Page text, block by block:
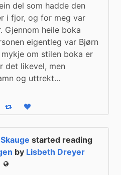
del som hadde den
i fjor, og for meg var
Gjennom heile boka
eigentleg var Bjørn
om stilen boka er
det likevel, men
og uttrekt...
Boost statusLike status
started reading
by Lisbeth Dreyer
Public